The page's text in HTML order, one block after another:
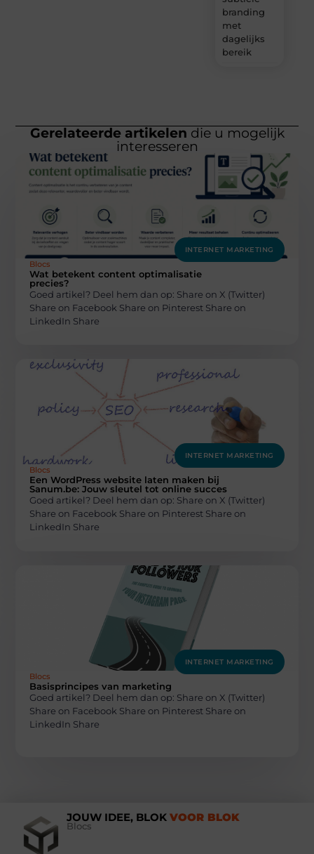
branding
met
dagelijks
bereik
Gerelateerde artikelen die u mogelijk
interesseren
INTERNET MARKETING
Blocs
Wat betekent content optimalisatie
precies?
Goed artikel? Deel hem dan op: Share on X (Twitter)
Share on Facebook Share on Pinterest Share on
LinkedIn Share
INTERNET MARKETING
Blocs
Een WordPress website laten maken bij
Sanum.be: Jouw sleutel tot online succes
Goed artikel? Deel hem dan op: Share on X (Twitter)
Share on Facebook Share on Pinterest Share on
LinkedIn Share
INTERNET MARKETING
Blocs
Basisprincipes van marketing
Goed artikel? Deel hem dan op: Share on X (Twitter)
Share on Facebook Share on Pinterest Share on
LinkedIn Share
JOUW IDEE, BLOK VOOR BLOK
Blocs